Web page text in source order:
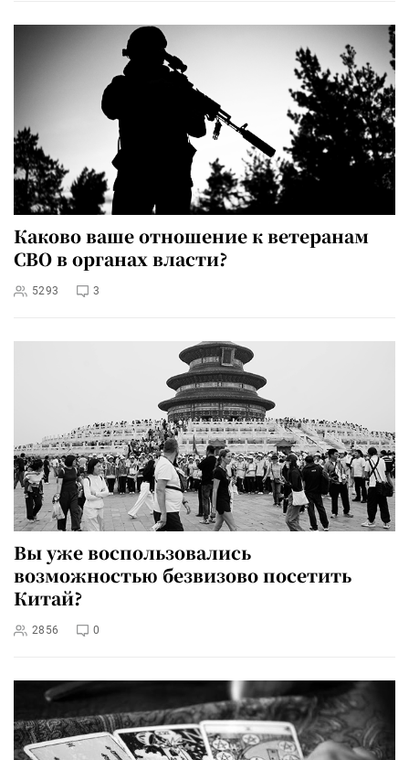
Каково ваше отношение к ветеранам
СВО в органах власти?
5293 3
Вы уже воспользовались
возможностью безвизово посетить
Китай?
2856 0